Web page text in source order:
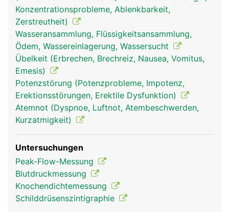
Konzentrationsprobleme, Ablenkbarkeit,
Zerstreutheit)
Wasseransammlung, Flüssigkeitsansammlung,
Ödem, Wassereinlagerung, Wassersucht
Übelkeit (Erbrechen, Brechreiz, Nausea, Vomitus,
Emesis)
Potenzstörung (Potenzprobleme, Impotenz,
Erektionsstörungen, Erektile Dysfunktion)
Atemnot (Dyspnoe, Luftnot, Atembeschwerden,
Kurzatmigkeit)
Untersuchungen
Peak-Flow-Messung
Blutdruckmessung
Knochendichtemessung
Schilddrüsenszintigraphie